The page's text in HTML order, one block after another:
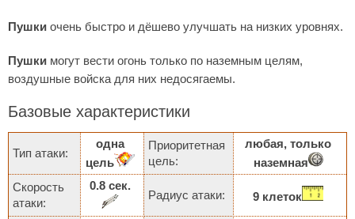
Пушки очень быстро и дёшево улучшать на низких уровнях.
Пушки могут вести огонь только по наземным целям,
воздушные войска для них недосягаемы.
Базовые характеристики
Тип атаки:
одна
цель
Приоритетная
цель:
любая, только
наземная
Скорость
атаки:
0.8 сек.
Радиус атаки: 9 клеток